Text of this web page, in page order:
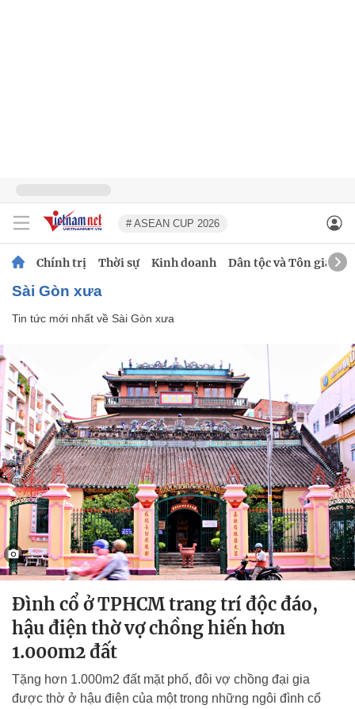
# ASEAN CUP 2026
Chính trị Thời sự Kinh doanh Dân tộc và Tôn giáo
Sài Gòn xưa
Tin tức mới nhất về Sài Gòn xưa
Đình cổ ở TPHCM trang trí độc đáo,
hậu điện thờ vợ chồng hiến hơn
1.000m2 đất
Tặng hơn 1.000m2 đất mặt phố, đôi vợ chồng đại gia
được thờ ở hậu điện của một trong những ngôi đình cổ